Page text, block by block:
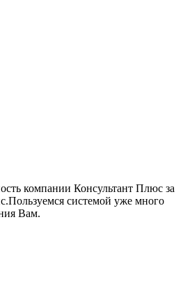
компании Консультант Плюс за
системой уже много
Вам.